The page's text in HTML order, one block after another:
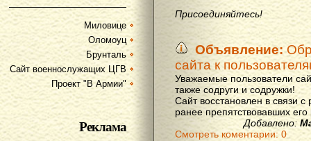
Миловице
Оломоуц
Брунталь
Сайт военнослужащих ЦГВ
Проект "В Армии"
Реклама
Присоединяйтесь!
Объявление:
сайта к
Уважаемые пользователи
также содруги и содружки!
Сайт восстановлен в связи
ранее препятствовавших
Добавлено:
Смотреть коментарии: 0